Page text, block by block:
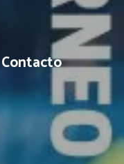
Contacto